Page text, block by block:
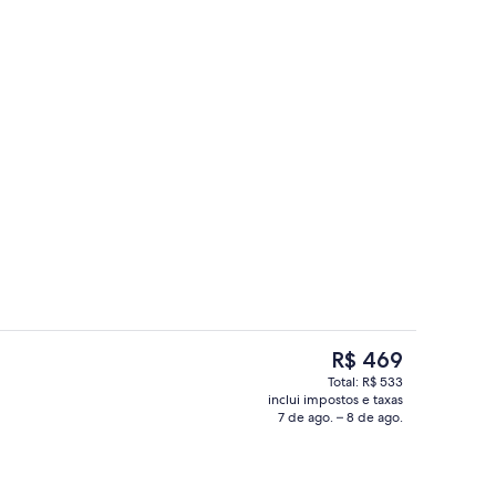
premium, camas com colchões pillow-top, escrivaninha
Recepção
O
preço
atual
é
R$ 469
Total: R$ 533
inclui impostos e taxas
7 de ago. – 8 de ago.